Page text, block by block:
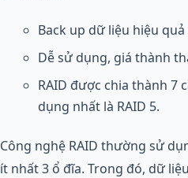
Back up dữ liệu hiệu quả
Dễ sử dụng, giá thành
RAID được chia thành
dụng nhất là RAID 5.
Công nghệ RAID thường sử
ít nhất 3 ổ đĩa. Trong đó, dữ